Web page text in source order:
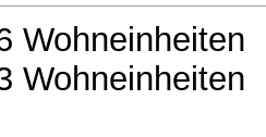
Wohneinheiten
Wohneinheiten